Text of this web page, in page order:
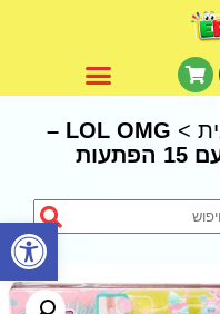
פתח סרגל נגישות
>
LOL OMG –